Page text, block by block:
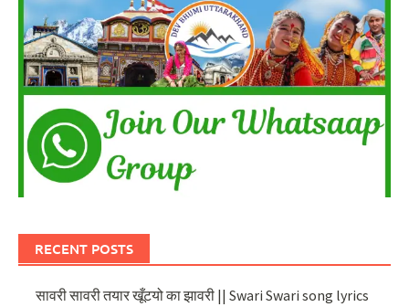
RECENT POSTS
सावरी सावरी तयार खूँटयो का झावरी || Swari Swari song lyrics